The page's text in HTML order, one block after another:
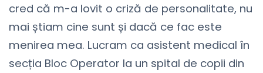
cred că m-a lovit o criză de personalitate, nu
mai știam cine sunt și dacă ce fac este
menirea mea. Lucram ca asistent medical în
secția Bloc Operator la un spital de copii din